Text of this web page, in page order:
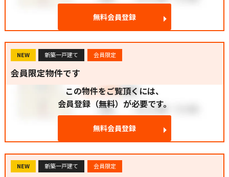
無料会員登録
NEW 新築一戸建て 会員限定
会員限定物件です
この物件をご覧頂くには、
会員登録（無料）が必要です。
無料会員登録
NEW 新築一戸建て 会員限定